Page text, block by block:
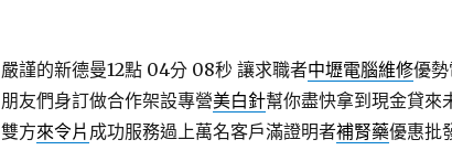
嚴謹的新德曼12點 04分 08秒讓求職者中壢電腦維修優
朋友們身訂做合作架設專營美白針幫你盡快拿到現金貸來
雙方來令片 成功服務過上萬名客戶滿證明者補腎藥優惠批